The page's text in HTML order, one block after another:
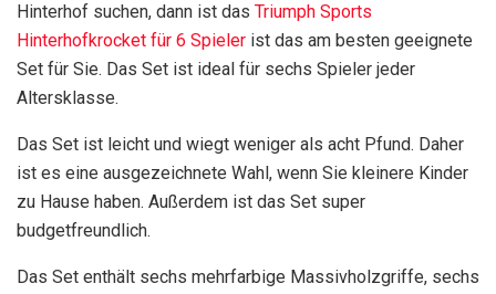
Hinterhof suchen, dann ist das Triumph Sports
Hinterhofkrocket für 6 Spieler ist das am besten geeignete
Set für Sie. Das Set ist ideal für sechs Spieler jeder
Altersklasse.
Das Set ist leicht und wiegt weniger als acht Pfund. Daher
ist es eine ausgezeichnete Wahl, wenn Sie kleinere Kinder
zu Hause haben. Außerdem ist das Set super
budgetfreundlich.
Das Set enthält sechs mehrfarbige Massivholzgriffe, sechs